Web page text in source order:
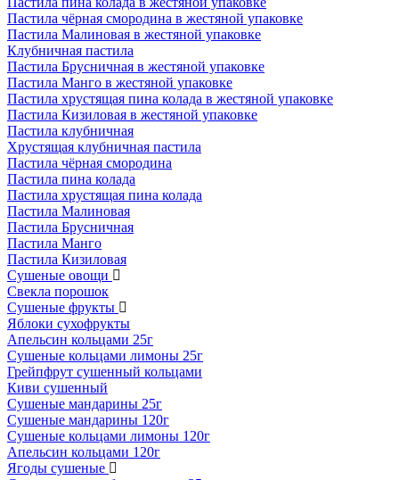
Пастила чёрная смородина в жестяной упаковке
Пастила Малиновая в жестяной упаковке
Клубничная пастила
Пастила Брусничная в жестяной упаковке
Пастила Манго в жестяной упаковке
Пастила хрустящая пина колада в жестяной упаковке
Пастила Кизиловая в жестяной упаковке
Пастила клубничная
Хрустящая клубничная пастила
Пастила чёрная смородина
Пастила пина колада
Пастила хрустящая пина колада
Пастила Малиновая
Пастила Брусничная
Пастила Манго
Пастила Кизиловая
Сушеные овощи
Свекла порошок
Сушеные фрукты
Яблоки сухофрукты
Апельсин кольцами 25г
Сушеные кольцами лимоны 25г
Грейпфрут сушенный кольцами
Киви сушенный
Сушеные мандарины 25г
Сушеные мандарины 120г
Сушеные кольцами лимоны 120г
Апельсин кольцами 120г
Ягоды сушеные